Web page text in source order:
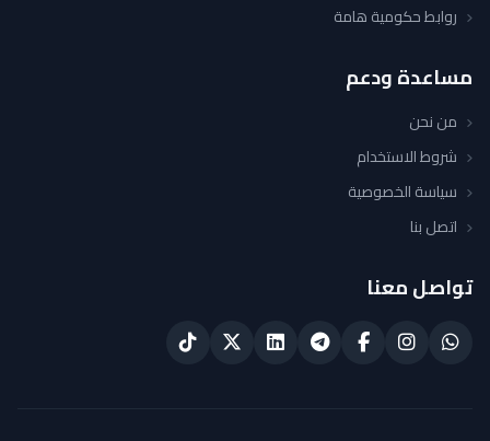
روابط حكومية هامة
مساعدة ودعم
من نحن
شروط الاستخدام
سياسة الخصوصية
اتصل بنا
تواصل معنا